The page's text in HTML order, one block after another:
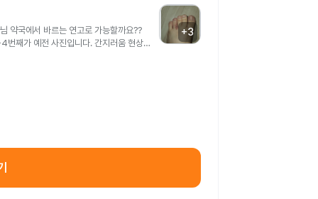
약국에서 바르는 연고로 가능할까요??
째가 예전 사진입니다. 간지러움 현상은
+3